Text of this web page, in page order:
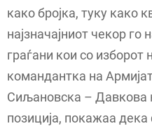
како бројка, туку како
најзначајниот чекор го
граѓани кои со изборот
командантка на
Сиљановска – Давкова
позиција, покажаа дека